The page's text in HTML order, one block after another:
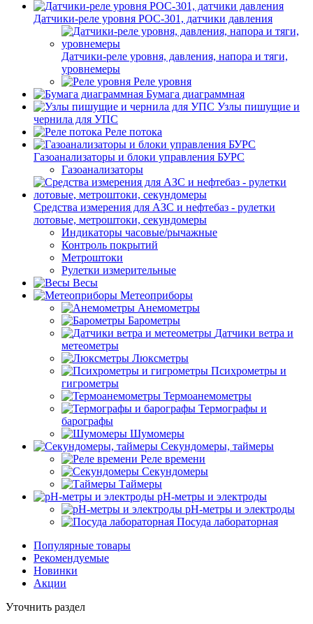
Датчики-реле уровня РОС-301, датчики давления
Датчики-реле уровня, давления, напора и тяги,
уровнемеры
Реле уровня
Бумага диаграммная
Узлы пишущие и
чернила для УПС
Реле потока
Газоанализаторы и блоки управления БУРС
Газоанализаторы
Средства измерения для АЗС и нефтебаз - рулетки
лотовые, метроштоки, секундомеры
Индикаторы часовые/рычажные
Контроль покрытий
Метроштоки
Рулетки измерительные
Весы
Метеоприборы
Анемометры
Барометры
Датчики ветра и
метеометры
Люксметры
Психрометры и
гигрометры
Термоанемометры
Термографы и
барографы
Шумомеры
Секундомеры, таймеры
Реле времени
Секундомеры
Таймеры
pH-метры и электроды
pH-метры и электроды
Посуда лабораторная
Популярные товары
Рекомендуемые
Новинки
Акции
Уточнить раздел